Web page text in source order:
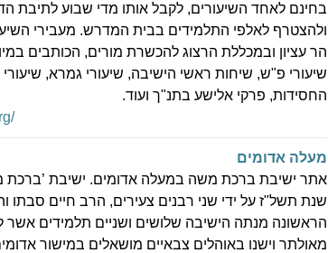
בחינם לאחד השיעורים, לקבל אותו מדי שבוע לתיבת
ולהצטרף לאלפי התלמידים בבית המדרש. מעבירי
הר עציון ובמכללת הרצוג להכשרת מורים, הכותבים
שיעורי פ"ש, שיחות ראשי הישיבה, שיעורי גמרא,
החסידות, פרקי אלישע בתנ"ך ועוד.
מעלה אדומים
אתר ישיבת ברכת משה במעלה אדומים. ישיבת ’ברכת
שנת תשל"ז על ידי שני רבנים צעירים, הרב חיים סבתו
הראשונה מנתה הישיבה שלושים ושניים תלמידים
מאולתר וישנו באוהלים צבאיים מושאלים במישור